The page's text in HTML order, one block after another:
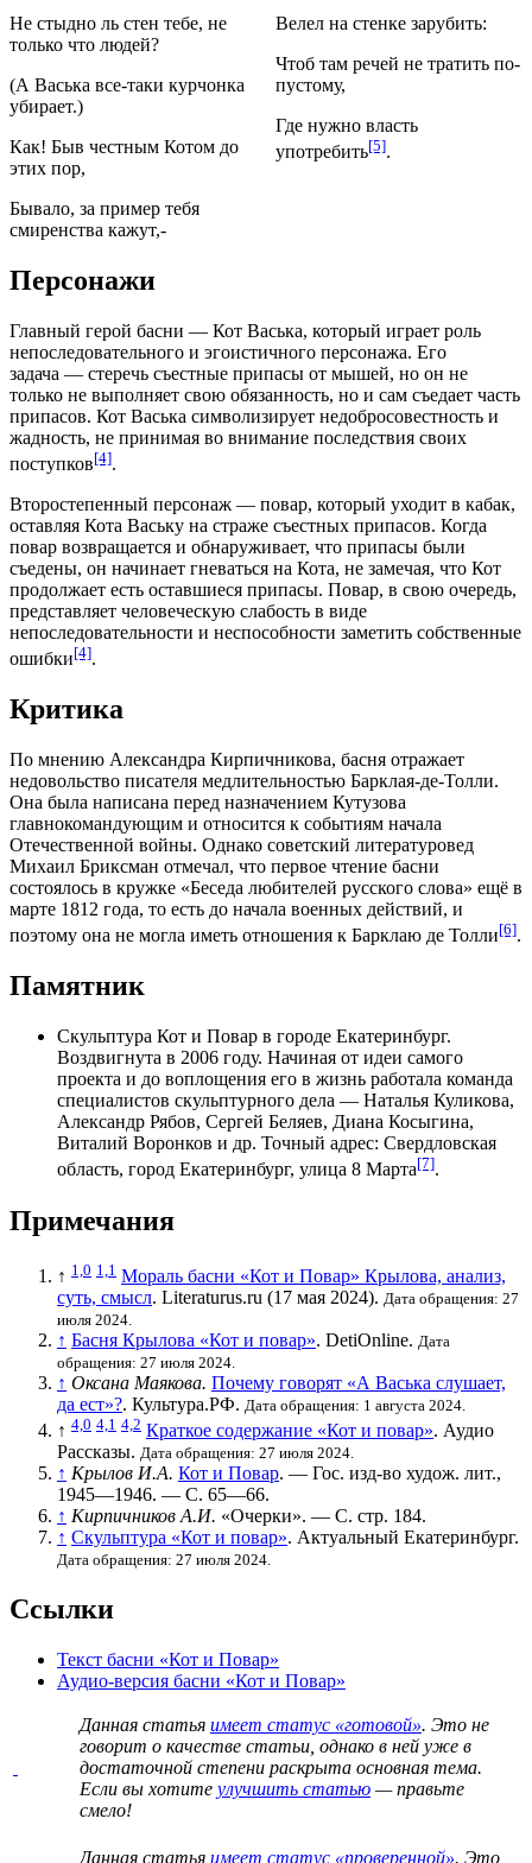
Не стыдно ль стен тебе, не
только что людей?
(А Васька все-таки курчонка
убирает.)
Как! Быв честным Котом до
этих пор,
Бывало, за пример тебя
смиренства кажут,-
Велел на стенке зарубить:
Чтоб там речей не тратить по-
пустому,
Где нужно власть
употребить[5].
Персонажи
Главный герой басни — Кот Васька, который играет роль
непоследовательного и эгоистичного персонажа. Его
задача — стеречь съестные припасы от мышей, но он не
только не выполняет свою обязанность, но и сам съедает часть
припасов. Кот Васька символизирует недобросовестность и
жадность, не принимая во внимание последствия своих
поступков[4].
Второстепенный персонаж — повар, который уходит в кабак,
оставляя Кота Ваську на страже съестных припасов. Когда
повар возвращается и обнаруживает, что припасы были
съедены, он начинает гневаться на Кота, не замечая, что Кот
продолжает есть оставшиеся припасы. Повар, в свою очередь,
представляет человеческую слабость в виде
непоследовательности и неспособности заметить собственные
ошибки[4].
Критика
По мнению Александра Кирпичникова, басня отражает
недовольство писателя медлительностью Барклая-де-Толли.
Она была написана перед назначением Кутузова
главнокомандующим и относится к событиям начала
Отечественной войны. Однако советский литературовед
Михаил Бриксман отмечал, что первое чтение басни
состоялось в кружке «Беседа любителей русского слова» ещё в
марте 1812 года, то есть до начала военных действий, и
поэтому она не могла иметь отношения к Барклаю де Толли[6].
Памятник
Скульптура Кот и Повар в городе Екатеринбург.
Воздвигнута в 2006 году. Начиная от идеи самого
проекта и до воплощения его в жизнь работала команда
специалистов скульптурного дела — Наталья Куликова,
Александр Рябов, Сергей Беляев, Диана Косыгина,
Виталий Воронков и др. Точный адрес: Свердловская
область, город Екатеринбург, улица 8 Марта[7].
Примечания
↑ 1,0 1,1 Мораль басни «Кот и Повар» Крылова, анализ,
суть, смысл. Literaturus.ru (17 мая 2024). Дата обращения: 27
июля 2024.
↑ Басня Крылова «Кот и повар». DetiOnline. Дата
обращения: 27 июля 2024.
↑ Оксана Маякова. Почему говорят «А Васька слушает,
да ест»?. Культура.РФ. Дата обращения: 1 августа 2024.
↑ 4,0 4,1 4,2 Краткое содержание «Кот и повар». Аудио
Рассказы. Дата обращения: 27 июля 2024.
↑ Крылов И.А. Кот и Повар. — Гос. изд-во худож. лит.,
1945—1946. — С. 65—66.
↑ Кирпичников А.И. «Очерки». — С. стр. 184.
↑ Cкульптура «Кот и повар». Актуальный Екатеринбург.
Дата обращения: 27 июля 2024.
Ссылки
Текст басни «Кот и Повар»
Аудио-версия басни «Кот и Повар»
Данная статья имеет статус «готовой». Это не
говорит о качестве статьи , однако в ней уже в
достаточной степени раскрыта основная тема.
Если вы хотите улучшить статью — правьте
смело!
Данная статья имеет статус «проверенной». Это